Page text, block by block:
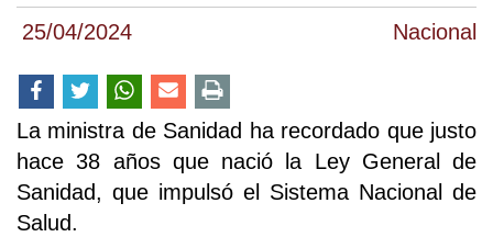
25/04/2024 Nacional
La ministra de Sanidad ha recordado que justo
hace 38 años que nació la Ley General de
Sanidad, que impulsó el Sistema Nacional de
Salud.